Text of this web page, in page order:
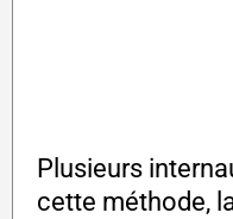
Plusieurs
cette méthode,